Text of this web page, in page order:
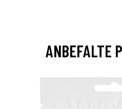
ANBEFALTE